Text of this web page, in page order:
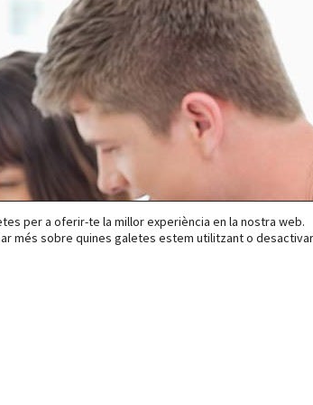
per a oferir-te la millor experiència en la nostra web.
més sobre quines galetes estem utilitzant o